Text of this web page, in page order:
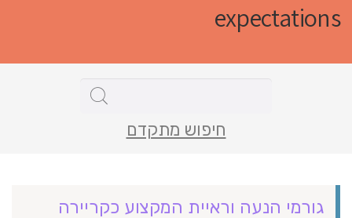
expectations
חיפוש מתקדם
גורמי הנעה וראיית המקצוע כקריירה